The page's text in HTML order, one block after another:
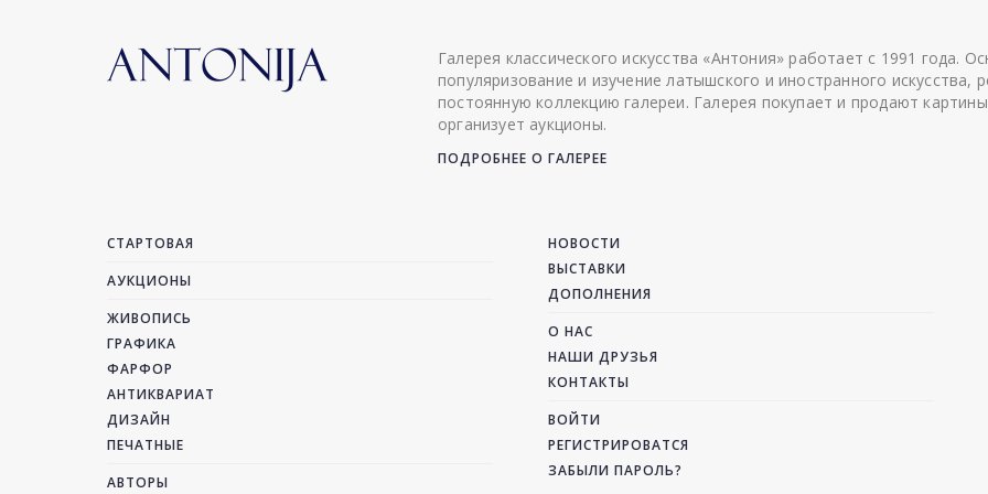
Галерея классического искусства «Антония» работает с 1991 года.
популяризование и изучение латышского и иностранного искусства,
постоянную коллекцию галереи. Галерея покупает и продают
организует аукционы.
ПОДРОБНЕЕ О ГАЛЕРЕЕ
СТАРТОВАЯ
АУКЦИОНЫ
ЖИВОПИСЬ
ГРАФИКА
ФАРФОР
АНТИКВАРИАТ
ДИЗАЙН
ПЕЧАТНЫЕ
АВТОРЫ
НОВОСТИ
ВЫСТАВКИ
ДОПОЛНЕНИЯ
О НАС
НАШИ ДРУЗЬЯ
КОНТАКТЫ
ВОЙТИ
РЕГИСТРИРОВАТСЯ
ЗАБЫЛИ ПАРОЛЬ?